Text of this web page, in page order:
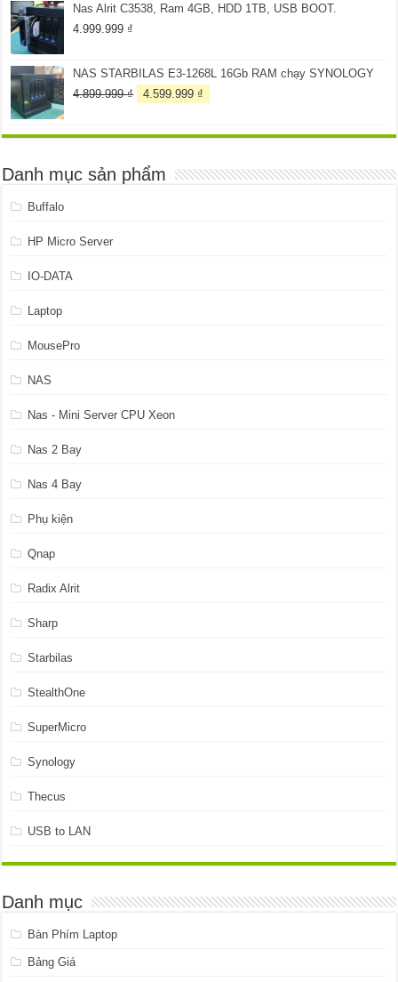
259.999 ₫.
là:
Nas Alrit C3538, Ram 4GB, HDD 1TB, USB BOOT.
4.999.999 ₫
NAS STARBILAS E3-1268L 16Gb RAM chạy SYNOLOGY
4.899.999₫
Giá
4.899.999 ₫.
4.599.999 ₫
là:
Danh mục sản phẩm
Buffalo
HP Micro Server
IO-DATA
Laptop
MousePro
NAS
Nas - Mini Server CPU Xeon
Nas 2 Bay
Nas 4 Bay
Phụ kiện
Qnap
Radix Alrit
Sharp
Starbilas
StealthOne
SuperMicro
Synology
Thecus
USB to LAN
Danh mục
Bàn Phím Laptop
Bảng Giá